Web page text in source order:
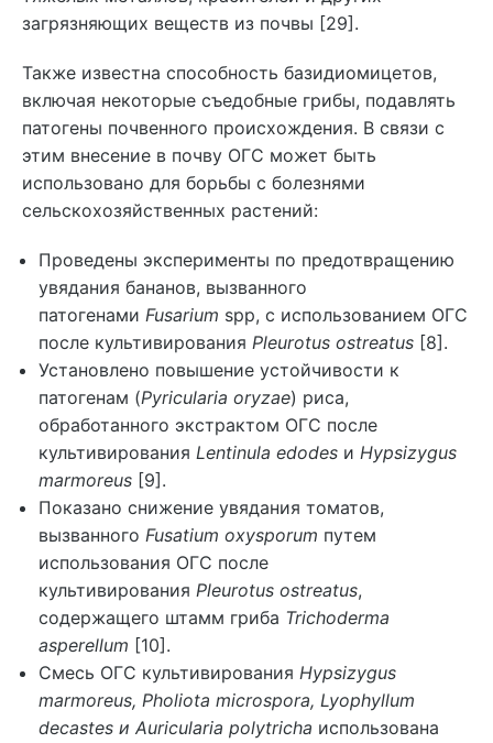
загрязняющих веществ из почвы [29].
Также известна способность базидиомицетов,
включая некоторые съедобные грибы, подавлять
патогены почвенного происхождения. В связи с
этим внесение в почву ОГС может быть
использовано для борьбы с болезнями
сельскохозяйственных растений:
Проведены эксперименты по предотвращению
увядания бананов, вызванного
патогенами Fusarium spp, с использованием ОГС
после культивирования Pleurotus ostreatus [8].
Установлено повышение устойчивости к
патогенам (Pyricularia oryzae) риса,
обработанного экстрактом ОГС после
культивирования Lentinula edodes и Hypsizygus
marmoreus [9].
Показано снижение увядания томатов,
вызванного Fusatium oxysporum путем
использования ОГС после
культивирования Pleurotus ostreatus,
содержащего штамм гриба Trichoderma
asperellum [10].
Смесь ОГС культивирования Hypsizygus
marmoreus, Pholiota microspora, Lyophyllum
decastes и Auricularia polytricha использована